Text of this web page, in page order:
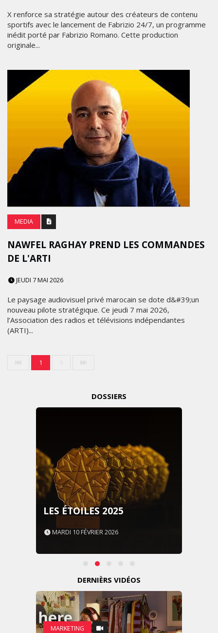
X renforce sa stratégie autour des créateurs de contenu
sportifs avec le lancement de Fabrizio 24/7, un programme
inédit porté par Fabrizio Romano. Cette production
originale...
MEDIA
NAWFEL RAGHAY PREND LES COMMANDES
DE L'ARTI
JEUDI 7 MAI 2026
Le paysage audiovisuel privé marocain se dote d&#39;un
nouveau pilote stratégique. Ce jeudi 7 mai 2026,
l’Association des radios et télévisions indépendantes
(ARTI)...
1
DOSSIERS
LES ÉTOILES 2025
MARDI 10 FÉVRIER 2026
DERNIÈRS VIDÉOS
MARKETING